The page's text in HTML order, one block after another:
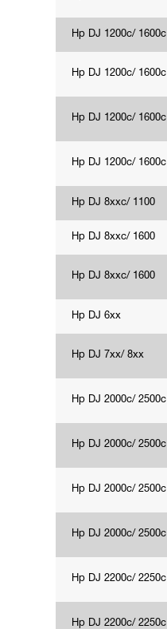
Hp DJ 1200c/ 1600c
Hp DJ 1200c/ 1600c
Hp DJ 1200c/ 1600c
Hp DJ 1200c/ 1600c
Hp DJ 8xxc/ 1100
Hp DJ 8xxc/ 1600
Hp DJ 8xxc/ 1600
Hp DJ 6xx
Hp DJ 7xx/ 8xx
Hp DJ 2000c/ 2500c
Hp DJ 2000c/ 2500c
Hp DJ 2000c/ 2500c
Hp DJ 2000c/ 2500c
Hp DJ 2200c/ 2250c
Hp DJ 2200c/ 2250c